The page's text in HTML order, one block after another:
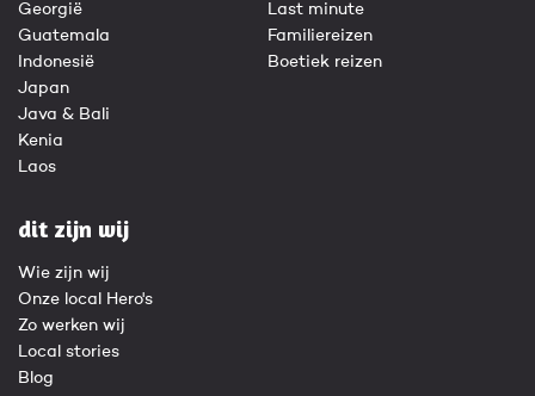
Georgië
Guatemala
Indonesië
Japan
Java & Bali
Kenia
Laos
Last minute
Familiereizen
Boetiek reizen
dit zijn wij
Wie zijn wij
Onze local Hero's
Zo werken wij
Local stories
Blog